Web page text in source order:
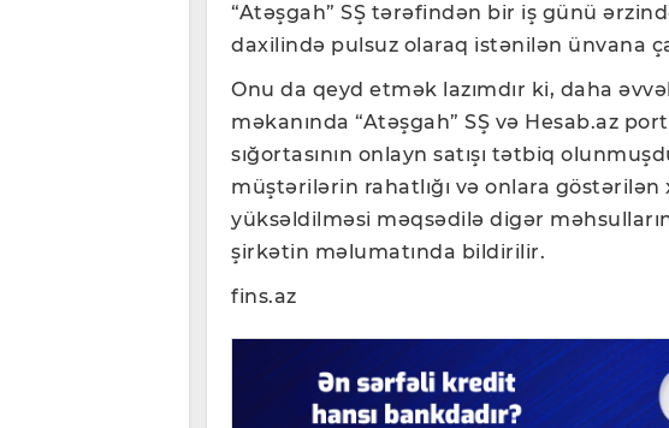
“Atəşgah” SŞ tərəfindən bir iş günü
daxilində pulsuz olaraq istənilən ünvana
Onu da qeyd etmək lazımdır ki, daha
məkanında “Atəşgah” SŞ və Hesab.az
sığortasının onlayn satışı tətbiq
müştərilərin rahatlığı və onlara
yüksəldilməsi məqsədilə digər
şirkətin məlumatında bildirilir.
fins.az